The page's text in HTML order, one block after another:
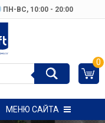
ПН-ВC, 10:00 - 20:00
0
МЕНЮ САЙТА